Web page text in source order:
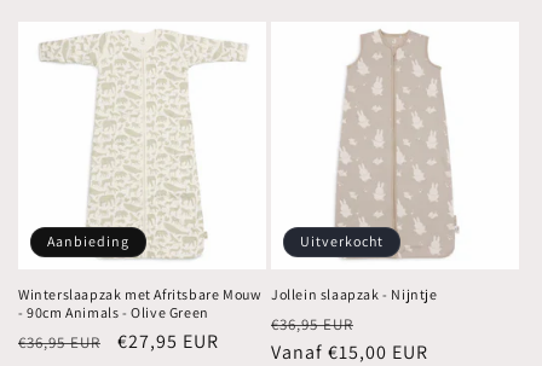
Aanbieding
Winterslaapzak met Afritsbare Mouw
- 90cm Animals - Olive Green
Normale
€36,95 EUR Aanbiedingsprijs
€27,95 EUR
Uitverkocht
Jollein slaapzak - Nijntje
Normale
prijs
€36,95 EUR
Vanaf €15,00 EUR